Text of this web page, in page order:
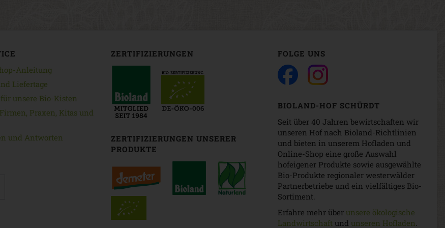
Anleitung
Liefertage
unsere Bio-Kisten
Praxen, Kitas und
und Antworten
ZERTIFIZIERUNGEN
ZERTIFIZIERUNGEN UNSERER
PRODUKTE
FOLGE UNS
BIOLAND-HOF SCHÜRDT
Seit über 40 Jahren bewirtschaften wir
unseren Hof nach Bioland-Richtlinien
und bieten in unserem Hofladen und
Online-Shop eine große Auswahl
hofeigener Produkte sowie ausgewählte
Bio-Produkte regionaler westerwälder
Partnerbetriebe und ein vielfältiges Bio-
Sortiment.
Erfahre mehr über unsere ökologische
Landwirtschaft und unseren Hofladen.